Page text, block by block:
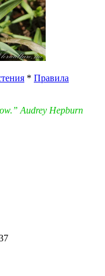
* Правила
Audrey Hepburn